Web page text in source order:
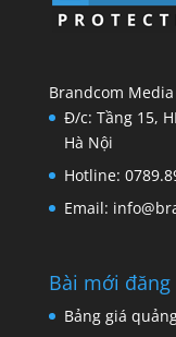
Brandcom Media
Đ/c: Tầng 15,
Hà Nội
Hotline:
Email:
Bài mới đăng
Bảng giá